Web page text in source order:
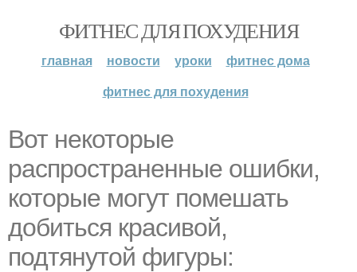
ФИТНЕС ДЛЯ ПОХУДЕНИЯ
главная новости уроки
фитнес дома
фитнес для похудения
Вот некоторые
распространенные ошибки,
которые могут помешать
добиться красивой,
подтянутой фигуры: